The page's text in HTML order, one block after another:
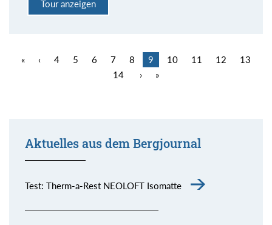
Tour anzeigen
« ‹ 4 5 6 7 8 9 10 11 12
13
14
› »
Aktuelles aus dem Bergjournal
Test: Therm-a-Rest NEOLOFT Isomatte